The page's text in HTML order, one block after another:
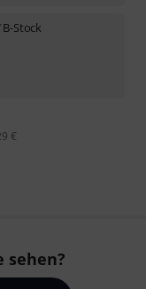
Stock
€
sehen?